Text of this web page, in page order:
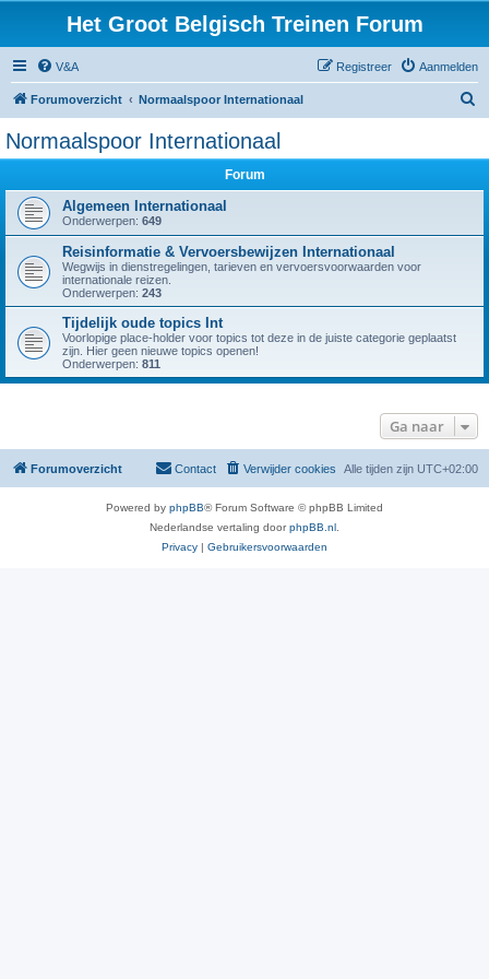
Het Groot Belgisch Treinen Forum
V&A Aanmelden
Registreer
Forumoverzicht Normaalspoor Internationaal
Normaalspoor Internationaal
Forum
Algemeen Internationaal
Onderwerpen: 649
Reisinformatie & Vervoersbewijzen Internationaal
Wegwijs in dienstregelingen, tarieven en vervoersvoorwaarden voor
internationale reizen.
Onderwerpen: 243
Tijdelijk oude topics Int
Voorlopige place-holder voor topics tot deze in de juiste categorie geplaatst
zijn. Hier geen nieuwe topics openen!
Onderwerpen: 811
Ga naar
Forumoverzicht Alle tijden zijn UTC+02:00
Verwijder cookies
Contact
Powered by phpBB® Forum Software © phpBB Limited
Nederlandse vertaling doorphpBB.nl
Privacy | Gebruikersvoorwaarden